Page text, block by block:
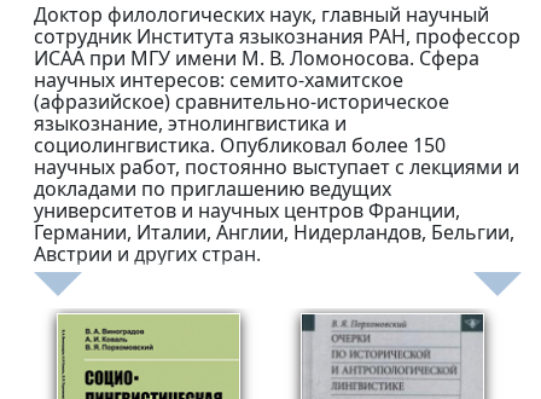
Доктор филологических наук, главный научный
сотрудник Института языкознания РАН, профессор
ИСАА при МГУ имени М. В. Ломоносова. Сфера
научных интересов: семито-хамитское
(афразийское) сравнительно-историческое
языкознание, этнолингвистика и
социолингвистика. Опубликовал более 150
научных работ, постоянно выступает с лекциями и
докладами по приглашению ведущих
университетов и научных центров Франции,
Германии, Италии, Англии, Нидерландов, Бельгии,
Австрии и других стран.